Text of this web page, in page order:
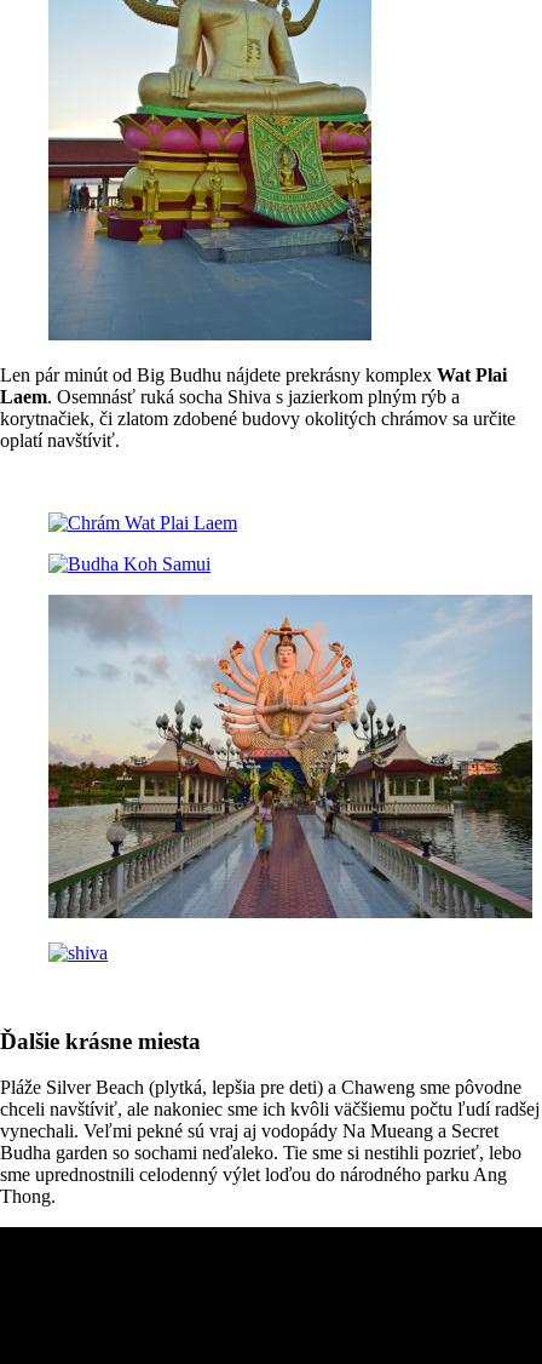
Len pár minút od Big Budhu nájdete prekrásny komplex Wat Plai
Laem. Osemnásť ruká socha Shiva s jazierkom plným rýb a
korytnačiek, či zlatom zdobené budovy okolitých chrámov sa určite
oplatí navštíviť.
Ďalšie krásne miesta
Pláže Silver Beach (plytká, lepšia pre deti) a Chaweng sme pôvodne
chceli navštíviť, ale nakoniec sme ich kvôli väčšiemu počtu ľudí radšej
vynechali. Veľmi pekné sú vraj aj vodopády Na Mueang a Secret
Budha garden so sochami neďaleko. Tie sme si nestihli pozrieť, lebo
sme uprednostnili celodenný výlet loďou do národného parku Ang
Thong.